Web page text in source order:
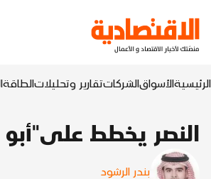
الرئيسيةالأسواقالشركاتتقارير وتحليلاتالطاقة
النصر يخطط
بندر الرشود